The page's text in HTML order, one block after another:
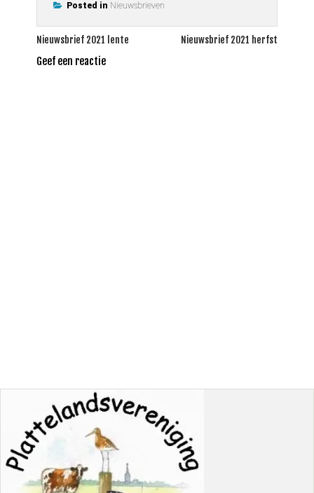
Posted in Nieuwsbrieven
Bericht
navigatie
Nieuwsbrief 2021 lente Nieuwsbrief 2021 herfst
Geef een reactie